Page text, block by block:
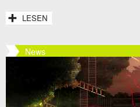
LESEN
News